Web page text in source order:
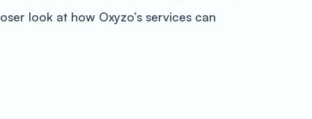
look at how Oxyzo’s services can